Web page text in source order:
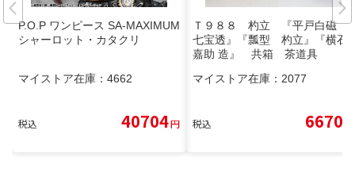
P.O.P ワンピース SA-MAXIMUM
シャーロット・カタクリ
マイストア在庫： 4662
税込 40704円
Ｔ９８８ 杓立 『平戸白磁
七宝透』『瓢型 杓立』『横石
嘉助 造』 共箱 茶道具
マイストア在庫： 2077
税込 6670